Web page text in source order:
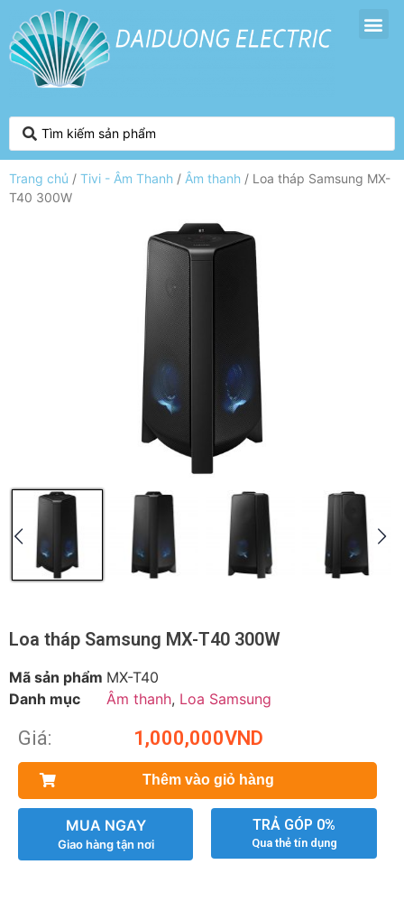
Trang chủ / Tivi - Âm Thanh / Âm thanh / Loa tháp Samsung MX-
T40 300W
Loa tháp Samsung MX-T40 300W
Mã sản phẩm MX-T40
Danh mục
Âm thanh, Loa Samsung
Giá: 1,000,000VND
Thêm vào giỏ hàng
MUA NGAY
Giao hàng tận nơi
TRẢ GÓP 0%
Qua thẻ tín dụng